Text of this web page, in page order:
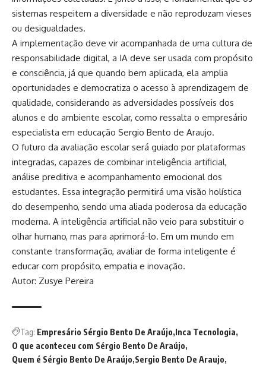
sistemas respeitem a diversidade e não reproduzam vieses
ou desigualdades.
A implementação deve vir acompanhada de uma cultura de
responsabilidade digital, a IA deve ser usada com propósito
e consciência, já que quando bem aplicada, ela amplia
oportunidades e democratiza o acesso à aprendizagem de
qualidade, considerando as adversidades possíveis dos
alunos e do ambiente escolar, como ressalta o empresário
especialista em educação Sergio Bento de Araujo.
O futuro da avaliação escolar será guiado por plataformas
integradas, capazes de combinar inteligência artificial,
análise preditiva e acompanhamento emocional dos
estudantes. Essa integração permitirá uma visão holística
do desempenho, sendo uma aliada poderosa da educação
moderna. A inteligência artificial não veio para substituir o
olhar humano, mas para aprimorá-lo. Em um mundo em
constante transformação, avaliar de forma inteligente é
educar com propósito, empatia e inovação.
Autor: Zusye Pereira
Tag: Empresário Sérgio Bento De Araújo Inca Tecnologia
O que aconteceu com Sérgio Bento De Araújo
Quem é Sérgio Bento De Araújo Sergio Bento De Araujo